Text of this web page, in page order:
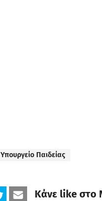
Υπουργείο Παιδείας
Κάνε like στο